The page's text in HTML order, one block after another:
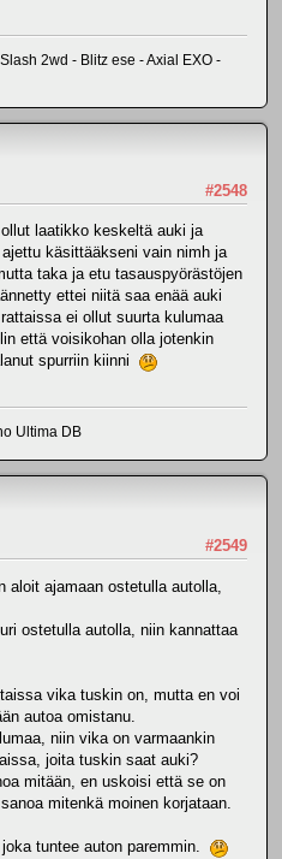
2wd - Blitz ese - Axial EXO -
#2548
laatikko keskeltä auki ja
käsittääkseni vain nimh ja
taka ja etu tasauspyörästöjen
ettei niitä saa enää auki
ei ollut suurta kulumaa
että voisikohan olla jotenkin
spurriin kiinni
Ultima DB
#2549
aloit ajamaan ostetulla autolla,
ostetulla autolla, niin kannattaa
vika tuskin on, mutta en voi
autoa omistanu.
niin vika on varmaankin
joita tuskin saat auki?
mitään, en uskoisi että se on
mitenkä moinen korjataan.
tuntee auton paremmin.